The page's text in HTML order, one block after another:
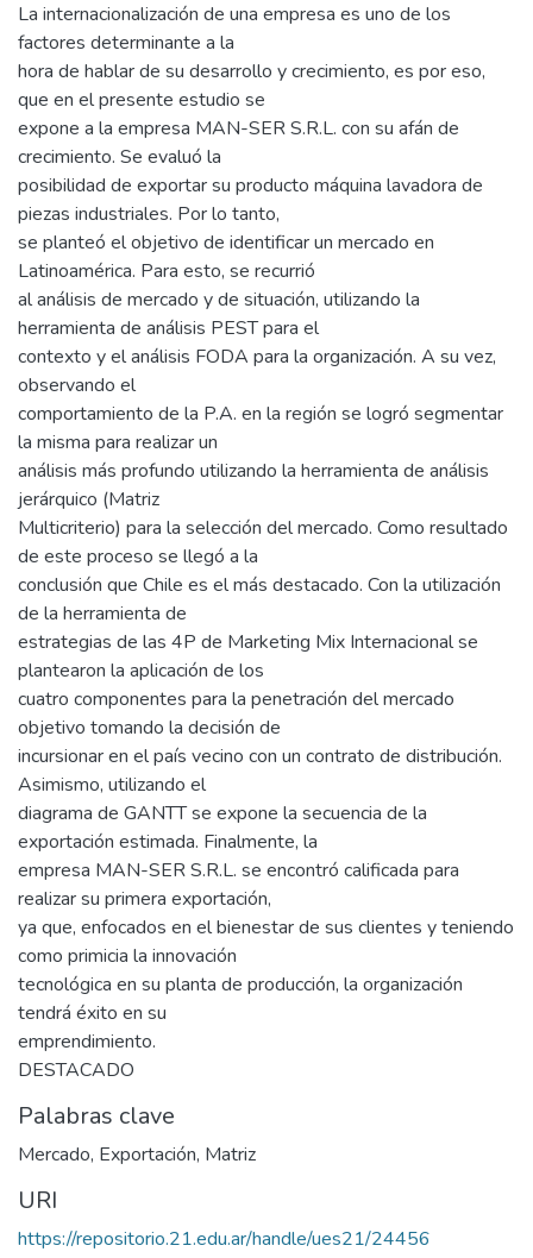
La internacionalización de una empresa es uno de los
factores determinante a la
hora de hablar de su desarrollo y crecimiento, es por eso,
que en el presente estudio se
expone a la empresa MAN-SER S.R.L. con su afán de
crecimiento. Se evaluó la
posibilidad de exportar su producto máquina lavadora de
piezas industriales. Por lo tanto,
se planteó el objetivo de identificar un mercado en
Latinoamérica. Para esto, se recurrió
al análisis de mercado y de situación, utilizando la
herramienta de análisis PEST para el
contexto y el análisis FODA para la organización. A su vez,
observando el
comportamiento de la P.A. en la región se logró segmentar
la misma para realizar un
análisis más profundo utilizando la herramienta de análisis
jerárquico (Matriz
Multicriterio) para la selección del mercado. Como resultado
de este proceso se llegó a la
conclusión que Chile es el más destacado. Con la utilización
de la herramienta de
estrategias de las 4P de Marketing Mix Internacional se
plantearon la aplicación de los
cuatro componentes para la penetración del mercado
objetivo tomando la decisión de
incursionar en el país vecino con un contrato de distribución.
Asimismo, utilizando el
diagrama de GANTT se expone la secuencia de la
exportación estimada. Finalmente, la
empresa MAN-SER S.R.L. se encontró calificada para
realizar su primera exportación,
ya que, enfocados en el bienestar de sus clientes y teniendo
como primicia la innovación
tecnológica en su planta de producción, la organización
tendrá éxito en su
emprendimiento.
DESTACADO
Palabras clave
Mercado, Exportación, Matriz
URI
https://repositorio.21.edu.ar/handle/ues21/24456